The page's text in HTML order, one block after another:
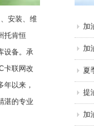
安装、维
托肯恒
设备。承
卡联网改
以来，
湛的专业
加
加
夏
提
加